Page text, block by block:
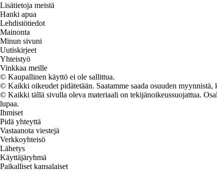
Lisätietoja meistä
Hanki apua
Lehdistötiedot
Mainonta
Minun sivuni
Uutiskirjeet
Yhteistyö
Vinkkaa meille
© Kaupallinen käyttö ei ole sallittua.
© Kaikki oikeudet pidätetään. Saatamme saada osuuden
© Kaikki tällä sivulla oleva materiaali on tekijänoikeussuojattua.
lupaa.
Ihmiset
Pidä yhteyttä
Vastaanota viestejä
Verkkoyhteisö
Lähetys
Käyttäjäryhmä
Paikalliset kansalaiset